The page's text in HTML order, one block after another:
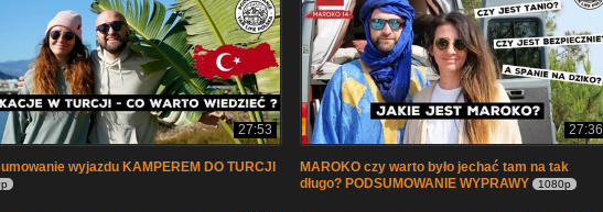
27:53
wyjazdu KAMPEREM DO TURCJI
27:36
MAROKO czy warto było jechać tam na tak
długo? PODSUMOWANIE WYPRAWY
1080p